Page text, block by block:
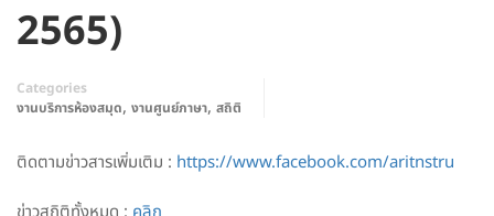
2565)
Categories
งานบริการห้องสมุด, งานศูนย์ภาษา, สถิติ
ติดตามข่าวสารเพิ่มเติม : https://www.facebook.com/aritnstru